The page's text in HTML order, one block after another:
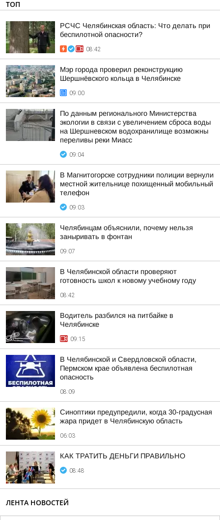
ТОП
РСЧС Челябинская область: Что делать при
беспилотной опасности?
08:42
Мэр города проверил реконструкцию
Шершнёвского кольца в Челябинске
09:00
По данным регионального Министерства
экологии в связи с увеличением сброса воды
на Шершневском водохранилище возможны
переливы реки Миасс
09:04
В Магнитогорске сотрудники полиции вернули
местной жительнице похищенный мобильный
телефон
09:03
Челябинцам объяснили, почему нельзя
заныривать в фонтан
09:07
В Челябинской области проверяют
готовность школ к новому учебному году
08:42
Водитель разбился на питбайке в
Челябинске
09:15
В Челябинской и Свердловской области,
Пермском крае объявлена беспилотная
опасность
08:09
Синоптики предупредили, когда 30-градусная
жара придет в Челябинскую область
06:03
КАК ТРАТИТЬ ДЕНЬГИ ПРАВИЛЬНО
08:48
ЛЕНТА НОВОСТЕЙ